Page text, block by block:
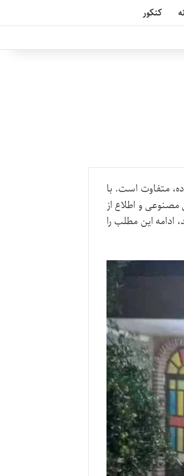
کنکور
متفاوت است. با
و اطلاع از
این مطلب را